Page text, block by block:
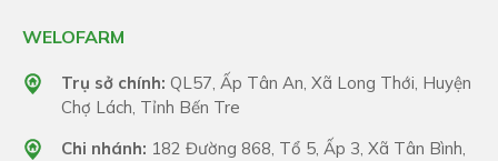
WELOFARM
Trụ sở chính: QL57, Ấp Tân An, Xã Long Thới, Huyện
Chợ Lách, Tỉnh Bến Tre
Chi nhánh: 182 Đường 868, Tổ 5, Ấp 3, Xã Tân Bình,